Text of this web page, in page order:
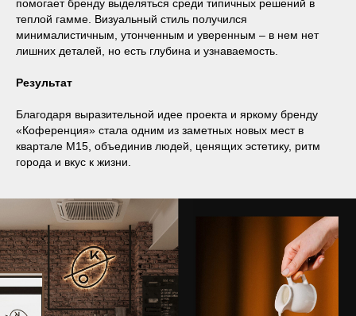
помогает бренду выделяться среди типичных решений в
теплой гамме. Визуальный стиль получился
минималистичным, утонченным и уверенным – в нем нет
лишних деталей, но есть глубина и узнаваемость.
Результат
Благодаря выразительной идее проекта и яркому бренду
«Коференция» стала одним из заметных новых мест в
квартале М15, объединив людей, ценящих эстетику, ритм
города и вкус к жизни.